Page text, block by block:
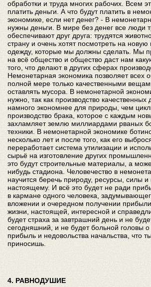
обработки и труда многих рабочих. Всем
платить деньги. А что будут платить в
экономике, если нет денег? - В
нужны деньги. В мире без денег все люди
обеспечивают друг друга: трудятся
страну и очень хотят посмотреть на новую
одежду, которые мы должны сделать. Мы
на всё общество и общество даст нам
того, что делают в других сферах
Немонетарная экономика позволяет всех
полной мере только качественными
оставлять мусора. В немонетарной
нужно, так как производство
намного экономнее для природы, чем
производство брака, которое с каждым
захламляет землю миллиардами рваных
техники. В немонетарной экономике
несколько лет и после того, как его
переработает система утилизации и
сырьё на изготовление других
это будут строительные материалы, а
нибудь стадиона. Человечество в
научится беречь природу, ресурсы, силы
настоящему. И всё это будет не ради
в кармане одного человека,
вложении и очередном получении
жизни, настоящей, интересной и
будет страха за завтрашний день и не
сегодняшний, и не будет больной головы о
прибыль и недовольства начальства, что
приносишь.
4. РАВНОДУШИЕ